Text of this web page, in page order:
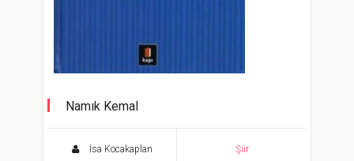
Namık Kemal
İsa Kocakaplan Şiir